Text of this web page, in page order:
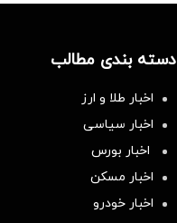
دسته بندی مطالب
اخبار طلا و ارز
اخبار سیاسی
اخبار بورس
اخبار مسکن
اخبار خودرو